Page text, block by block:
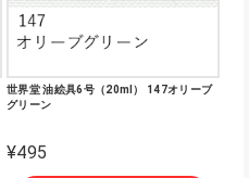
世界堂 油絵具6号（20ml） 147オリーブ
グリーン
¥495